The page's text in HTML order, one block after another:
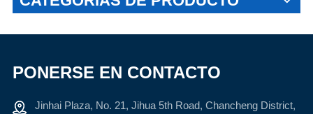
PONERSE EN CONTACTO
Jinhai Plaza, No. 21, Jihua 5th Road, Chancheng District,